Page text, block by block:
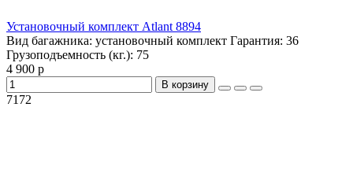
Установочный комплект Atlant 8894
Вид багажника: установочный комплект Гарантия: 36
Грузоподъемность (кг.): 75
4 900 р
В корзину
7172